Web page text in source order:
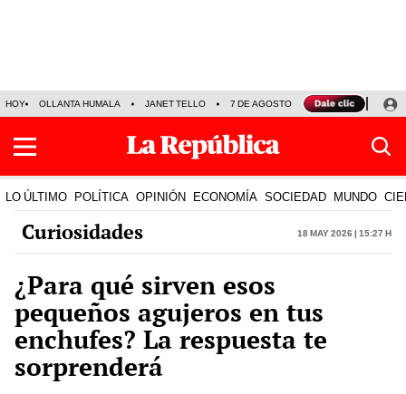
HOY OLLANTA HUMALA JANET TELLO 7 DE AGOSTO TINKA RESULTADOS
LO ÚLTIMO POLÍTICA OPINIÓN ECONOMÍA SOCIEDAD MUNDO
Curiosidades 18 May 2026 | 15:27 h
¿Para qué sirven esos
pequeños agujeros en tus
enchufes? La respuesta te
sorprenderá